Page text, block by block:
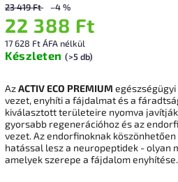
23 419 Ft –4 %
22 388 Ft
17 628 Ft ÁFA nélkül
Készleten (>5 db)
AzACTIV ECO PREMIUM
vezet, enyhíti a fájdalmat és a
kiválasztott területeire nyomva
gyorsabb regenerációhoz és az
vezet. Az endorfinoknak
hatással lesz a neuropeptidek - olyan
amelyek szerepe a fájdalom enyhítése.